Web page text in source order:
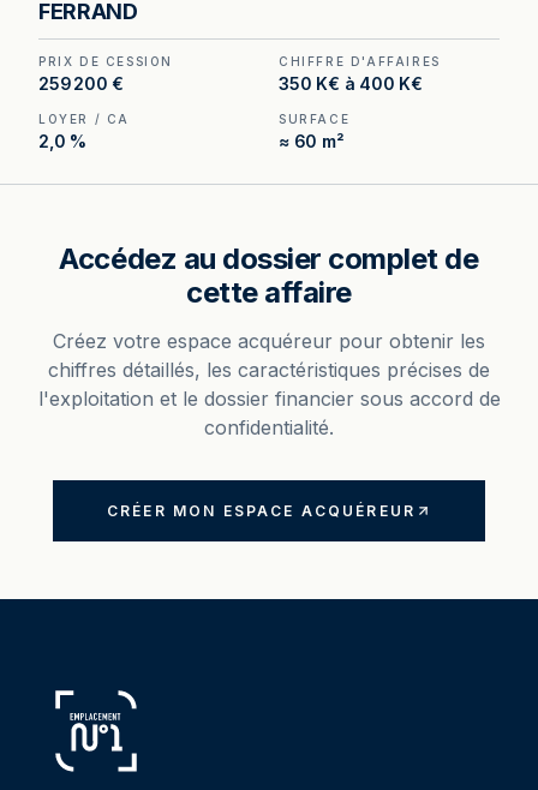
(Honoraires à la charge de l'acquéreur : 20 800
€).
FERRAND
PRIX DE CESSION
259 200 €
CHIFFRE D'AFFAIRES
350 K€ à 400 K€
LOYER / CA
2,0 %
SURFACE
≈ 60 m²
Accédez au dossier complet de
cette affaire
Créez votre espace acquéreur pour obtenir les
chiffres détaillés, les caractéristiques précises de
l'exploitation et le dossier financier sous accord de
confidentialité.
CRÉER MON ESPACE ACQUÉREUR